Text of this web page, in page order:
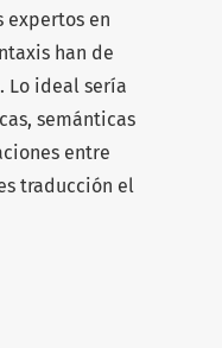
expertos en
han de
Lo ideal sería
semánticas
entre
traducción el